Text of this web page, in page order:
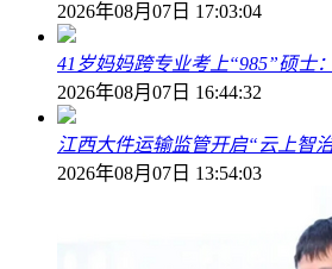
2026年08月07日 17:03:04
41岁妈妈跨专业考上“985”硕士
2026年08月07日 16:44:32
江西大件运输监管开启“云上智
2026年08月07日 13:54:03